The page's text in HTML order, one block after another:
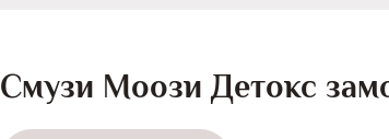
Смузи Моози Детокс